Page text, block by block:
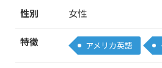
性別 女性
特徴 アメリカ英語